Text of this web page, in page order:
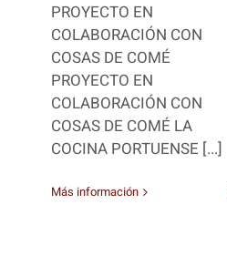
PROYECTO EN
COLABORACIÓN CON
COSAS DE COMÉ
PROYECTO EN
COLABORACIÓN CON
COSAS DE COMÉ LA
COCINA PORTUENSE [...]
Más información